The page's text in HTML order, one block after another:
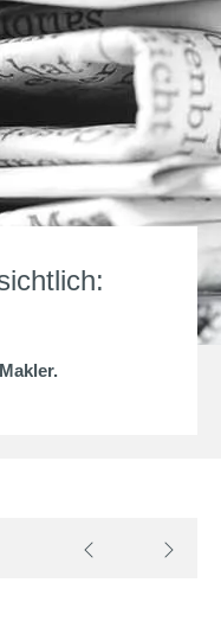
.